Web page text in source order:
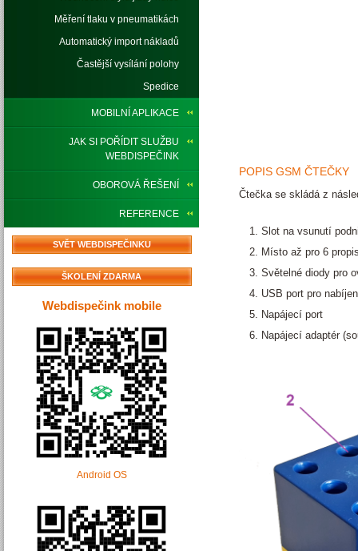
Měření tlaku v pneumatikách
Automatický import nákladů
Častější vysílání polohy
Spedice
MOBILNÍ APLIKACE
JAK SI POŘÍDIT SLUŽBU
WEBDISPEČINK
OBOROVÁ ŘEŠENÍ
REFERENCE
SVĚT WEBDISPEČINKU
ŠKOLENÍ ZDARMA
Webdispečink mobile
Android OS
POPIS GSM ČTEČKY
Čtečka se skládá z
Slot na vsunutí
Místo až pro 6
Světelné diody pro
USB port pro
Napájecí port
Napájecí adaptér